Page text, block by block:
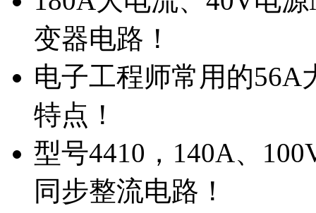
变器电路！
电子工程师常用的56A
特点！
型号4410，140A、
同步整流电路！